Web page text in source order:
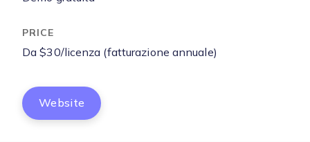
Da $30/licenza (fatturazione annuale)
Website